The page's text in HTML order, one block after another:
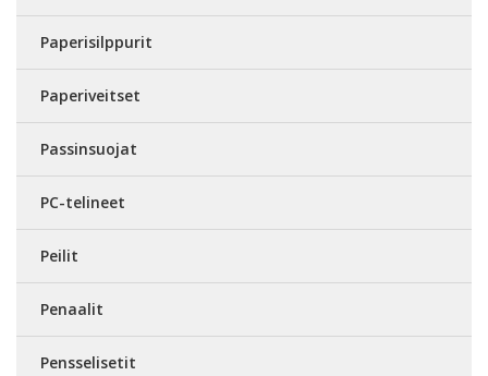
Paperisilppurit
Paperiveitset
Passinsuojat
PC-telineet
Peilit
Penaalit
Pensselisetit